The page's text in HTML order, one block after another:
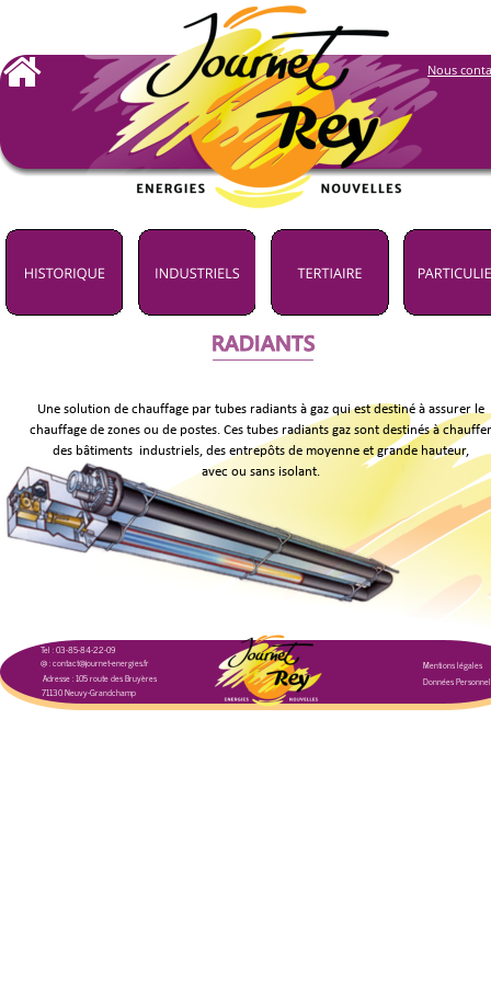
Nous
Adresse : 105 route des Bruyères
71130 Neuvy-Grandchamp
@ : contact@journet-energies.fr
Tel : 03-85-84-22-09
Mentions légales
Données
RADIANTS
Une solution de chauffage par tubes radiants à gaz qui est destiné à assurer le
chauffage de zones ou de postes. Ces tubes radiants gaz sont destinés à
des bâtiments  industriels, des entrepôts de moyenne et grande hauteur,
avec ou sans isolant.